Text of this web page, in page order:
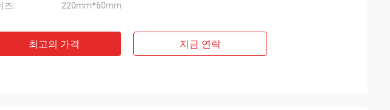
즈:
220mm*60mm
최고의 가격 지금 연락